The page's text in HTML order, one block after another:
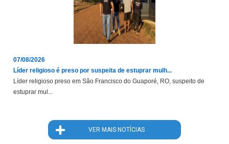
07/08/2026
Líder religioso é preso por suspeita de estuprar mulh...
Líder religioso preso em São Francisco do Guaporé, RO, suspeito de
estuprar mul...
VER MAIS NOTÍCIAS